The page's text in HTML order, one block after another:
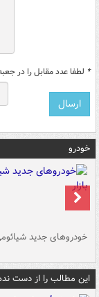
* لطفا عدد مقابل را در
خودرو
خودروهای جدید شیائومی
این مطالب را از دست